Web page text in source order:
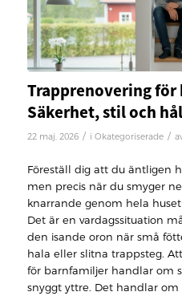
Trapprenovering
Säkerhet, stil och
22 maj, 2026 / i Okategoriserade /
Föreställ dig att du äntligen
men precis när du smyger
knarrande genom hela
Det är en vardagssituation
den isande oron när små
hala eller slitna trappsteg.
för barnfamiljer handlar om
snyggt yttre. Det handlar